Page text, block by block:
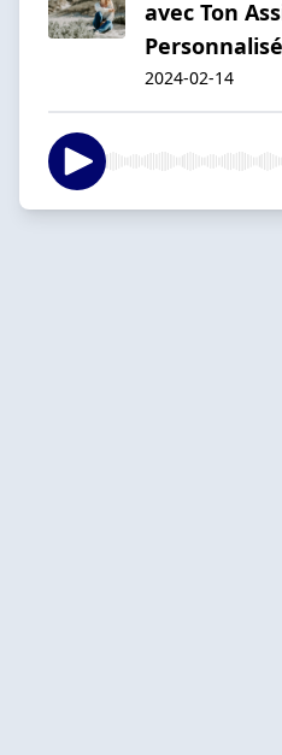
avec Ton
2024-02-14